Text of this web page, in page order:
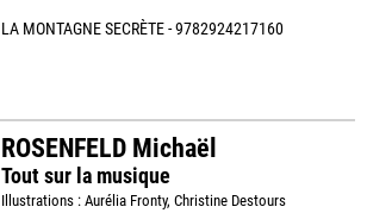
LA MONTAGNE SECRÈTE - 9782924217160
ROSENFELD Michaël
Tout sur la musique
Illustrations : Aurélia Fronty, Christine Destours